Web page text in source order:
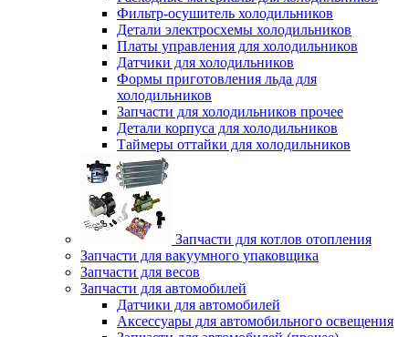
Фильтр-осушитель холодильников
Детали электросхемы холодильников
Платы управления для холодильников
Датчики для холодильников
Формы приготовления льда для
холодильников
Запчасти для холодильников прочее
Детали корпуса для холодильников
Таймеры оттайки для холодильников
Запчасти для котлов отопления
Запчасти для вакуумного упаковщика
Запчасти для весов
Запчасти для автомобилей
Датчики для автомобилей
Аксессуары для автомобильного освещения